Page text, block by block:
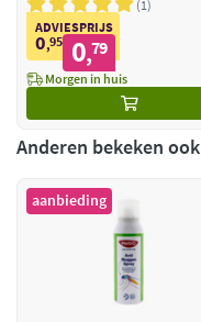
1
ADVIESPRIJS
0,95 0,79
Morgen in huis
Anderen bekeken ook
aanbieding